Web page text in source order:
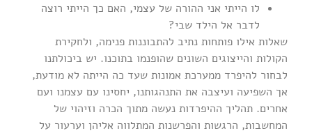
לו הייתי אני ההורה של עצמי, האם כך הייתי רוצה
לדבר אל הילד שבי?
שאלות אילו פותחות נתיב להתבוננות פנימה, ולחקירת
הקולות והייצוגים השונים שהופנמו בתוכנו. יש ביכולתנו
לבחור להיפרד ממערכת אמונות שעד כה הייתה לא מודעת,
אך השפיעה ועיצבה את התנהגותנו, יחסינו עם עצמנו ועם
אחרים. תהליך ההיפרדות נעשה מתוך הכרה וזיהוי של
המחשבות, הרגשות והפרשנות המתלווה אליהן וערעור על